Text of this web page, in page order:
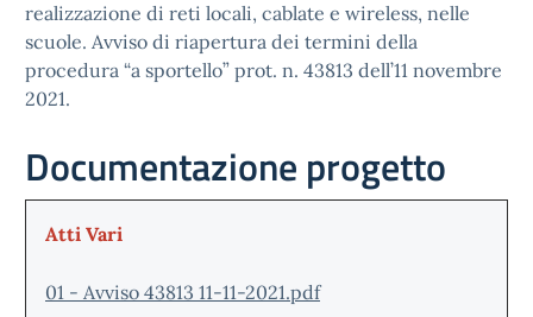
realizzazione di reti locali, cablate e wireless, nelle
scuole. Avviso di riapertura dei termini della
procedura “a sportello” prot. n. 43813 dell’11 novembre
2021.
Documentazione progetto
Atti Vari
01 - Avviso 43813 11-11-2021.pdf